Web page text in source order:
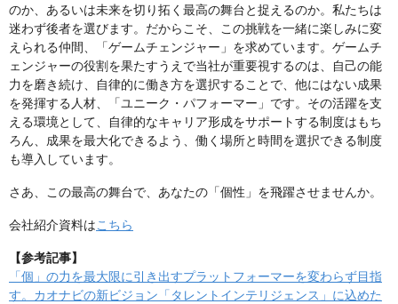
のか、あるいは未来を切り拓く最高の舞台と捉えるのか。私たちは
迷わず後者を選びます。だからこそ、この挑戦を一緒に楽しみに変
えられる仲間、「ゲームチェンジャー」を求めています。ゲームチ
ェンジャーの役割を果たすうえで当社が重要視するのは、自己の能
力を磨き続け、自律的に働き方を選択することで、他にはない成果
を発揮する人材、「ユニーク・パフォーマー」です。その活躍を支
える環境として、自律的なキャリア形成をサポートする制度はもち
ろん、成果を最大化できるよう、働く場所と時間を選択できる制度
も導入しています。
さあ、この最高の舞台で、あなたの「個性」を飛躍させませんか。
会社紹介資料はこちら
【参考記事】
「個」の力を最大限に引き出すプラットフォーマーを変わらず目指
す。カオナビの新ビジョン「タレントインテリジェンス」に込めた